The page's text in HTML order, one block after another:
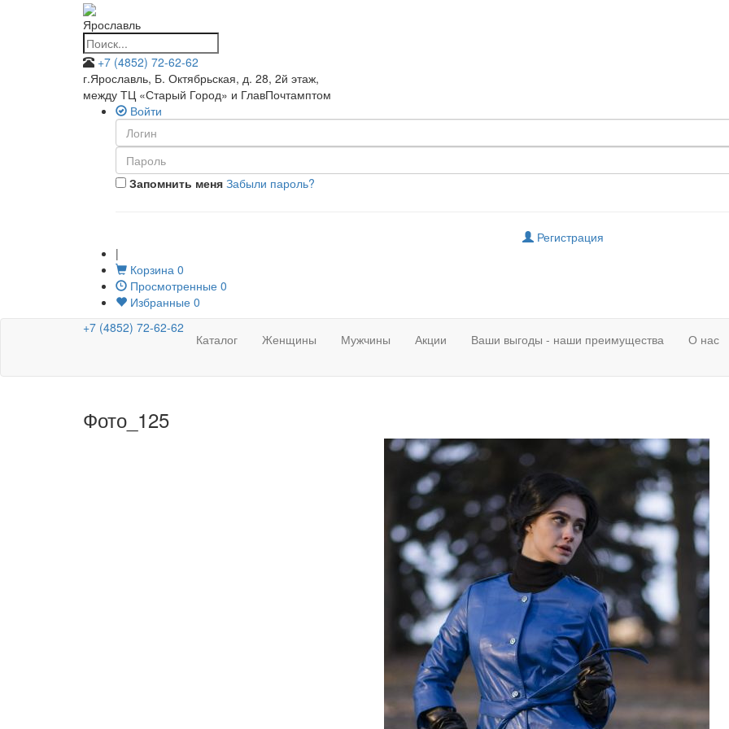
Ярославль
+7 (4852) 72-62-62
г.Ярославль, Б. Октябрьская, д. 28, 2й этаж,
между ТЦ «Старый Город» и ГлавПочтамптом
Войти
Запомнить меня Забыли пароль?
Регистрация
|
Корзина 0
Просмотренные 0
Избранные 0
+7 (4852) 72-62-62
Каталог Женщины Мужчины Акции Ваши выгоды - наши преимущества О нас
Фото_125